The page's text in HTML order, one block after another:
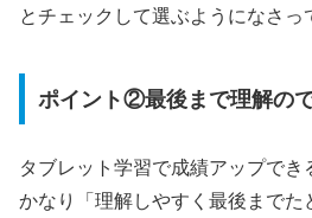
とチェックして選ぶようになさっ
ポイント②最後まで理解の
タブレット学習で成績アップでき
かなり「理解しやすく最後までた